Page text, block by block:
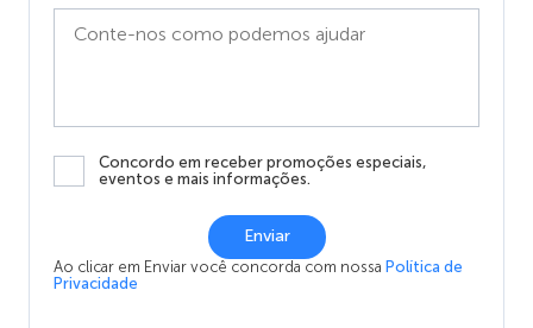
Concordo em receber promoções especiais,
eventos e mais informações.
Enviar
Ao clicar em Enviar você concorda com nossa Política de
Privacidade